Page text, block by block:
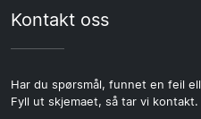
Kontakt oss
Har du spørsmål, funnet en feil
Fyll ut skjemaet, så tar vi kontakt.